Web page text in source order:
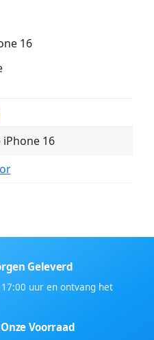
16
iPhone 16
Geleverd
uur en ontvang het
Voorraad